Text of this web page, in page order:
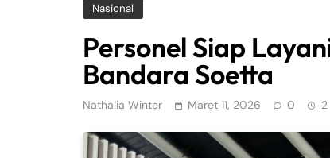
Nasional
Personel Siap
Bandara Soetta
Nathalia Winter Maret 11, 2026 0